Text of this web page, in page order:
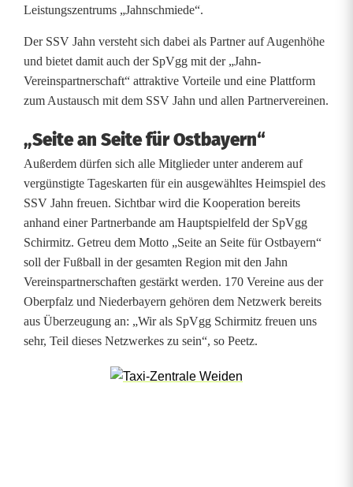
V
–
s
t
a
r
k
e
n
e
u
e
Leistungszentrums „Jahnschmiede“.
Der SSV Jahn versteht sich dabei als Partner auf Augenhöhe
und bietet damit auch der SpVgg mit der „Jahn-
Vereinspartnerschaft“ attraktive Vorteile und eine Plattform
zum Austausch mit dem SSV Jahn und allen Partnervereinen.
„Seite an Seite für Ostbayern“
Außerdem dürfen sich alle Mitglieder unter anderem auf
vergünstigte Tageskarten für ein ausgewähltes Heimspiel des
SSV Jahn freuen. Sichtbar wird die Kooperation bereits
anhand einer Partnerbande am Hauptspielfeld der SpVgg
Schirmitz. Getreu dem Motto „Seite an Seite für Ostbayern“
soll der Fußball in der gesamten Region mit den Jahn
Vereinspartnerschaften gestärkt werden. 170 Vereine aus der
Oberpfalz und Niederbayern gehören dem Netzwerk bereits
aus Überzeugung an: „Wir als SpVgg Schirmitz freuen uns
sehr, Teil dieses Netzwerkes zu sein“, so Peetz.